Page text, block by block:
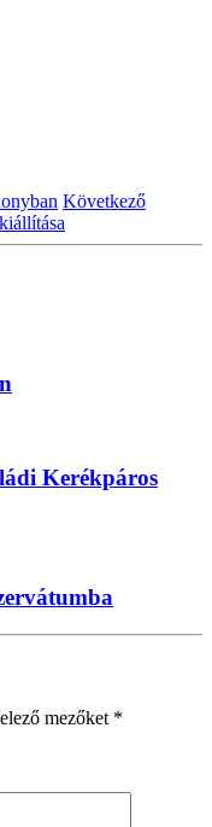
Következő
Kerékpáros
mezőket *